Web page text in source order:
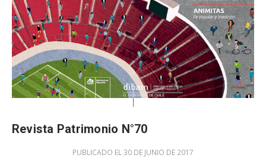
Revista Patrimonio N°70
PUBLICADO EL 30 DE JUNIO DE 2017